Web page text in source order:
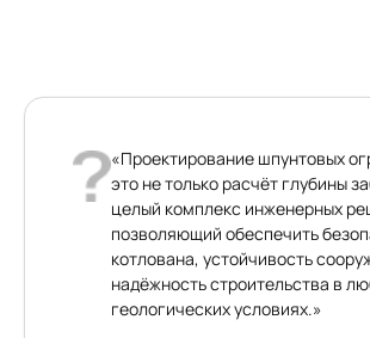
«Проектирование шпунтовых
это не только расчёт глубины
целый комплекс инженерных
позволяющий обеспечить
котлована, устойчивость
надёжность строительства в
геологических условиях.»